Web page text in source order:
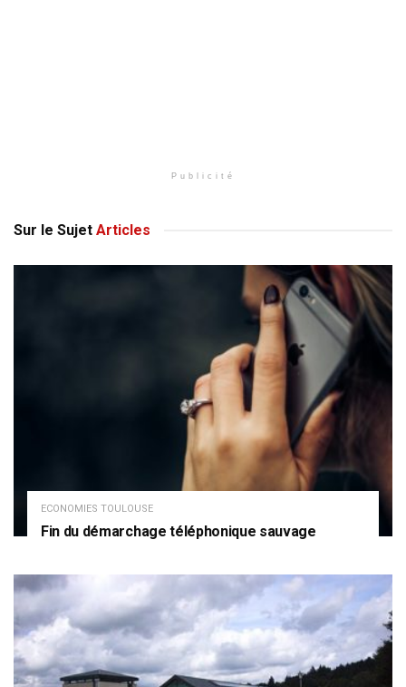
Publicité
Sur le Sujet Articles
ECONOMIES TOULOUSE
Fin du démarchage téléphonique sauvage